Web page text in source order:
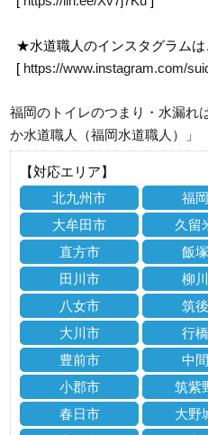
★水道職人のインスタグラムは
[ https://www.instagram.com/
福岡のトイレのつまり・水漏れ
か水道職人（福岡水道職人）」
【対応エリア】
北九州市
福
大牟田市
久留
直方市
飯
田川市
柳
八女市
筑
大川市
行
豊前市
中
小郡市
筑紫
春日市
大野